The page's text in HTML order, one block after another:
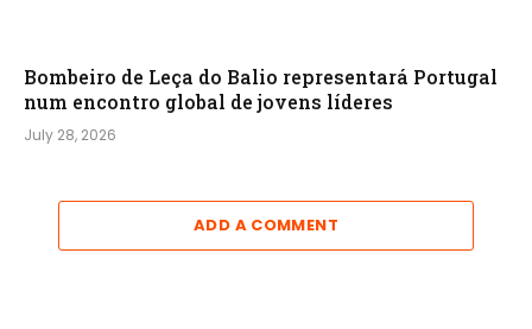
Bombeiro de Leça do Balio representará Portugal
num encontro global de jovens líderes
July 28, 2026
ADD A COMMENT